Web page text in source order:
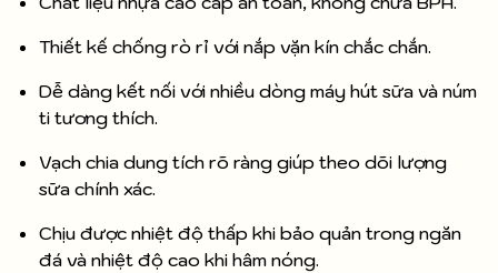
Thiết kế chống rò rỉ với nắp vặn kín chắc chắn.
Dễ dàng kết nối với nhiều dòng máy hút sữa và núm
ti tương thích.
Vạch chia dung tích rõ ràng giúp theo dõi lượng
sữa chính xác.
Chịu được nhiệt độ thấp khi bảo quản trong ngăn
đá và nhiệt độ cao khi hâm nóng.